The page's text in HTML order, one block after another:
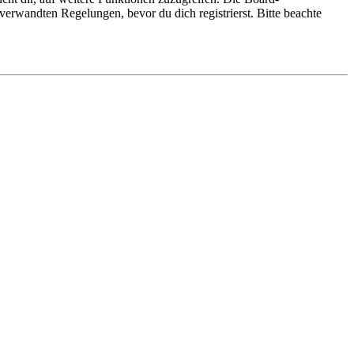
Regelungen, bevor du dich registrierst. Bitte beachte